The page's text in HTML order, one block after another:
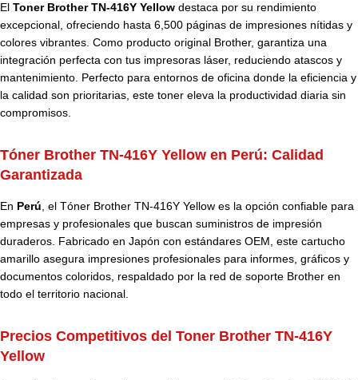
El Toner Brother TN-416Y Yellow destaca por su rendimiento
excepcional, ofreciendo hasta 6,500 páginas de impresiones nítidas y
colores vibrantes. Como producto original Brother, garantiza una
integración perfecta con tus impresoras láser, reduciendo atascos y
mantenimiento. Perfecto para entornos de oficina donde la eficiencia y
la calidad son prioritarias, este toner eleva la productividad diaria sin
compromisos.
Tóner Brother TN-416Y Yellow en Perú: Calidad
Garantizada
En Perú, el Tóner Brother TN-416Y Yellow es la opción confiable para
empresas y profesionales que buscan suministros de impresión
duraderos. Fabricado en Japón con estándares OEM, este cartucho
amarillo asegura impresiones profesionales para informes, gráficos y
documentos coloridos, respaldado por la red de soporte Brother en
todo el territorio nacional.
Precios Competitivos del Toner Brother TN-416Y
Yellow